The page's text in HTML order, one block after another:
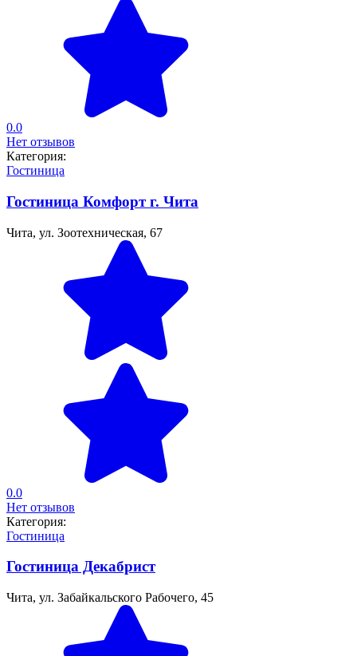
0.0
Нет отзывов
Категория:
Гостиница
Гостиница Комфорт г. Чита
Чита, ул. Зоотехническая, 67
0.0
Нет отзывов
Категория:
Гостиница
Гостиница Декабрист
Чита, ул. Забайкальского Рабочего, 45